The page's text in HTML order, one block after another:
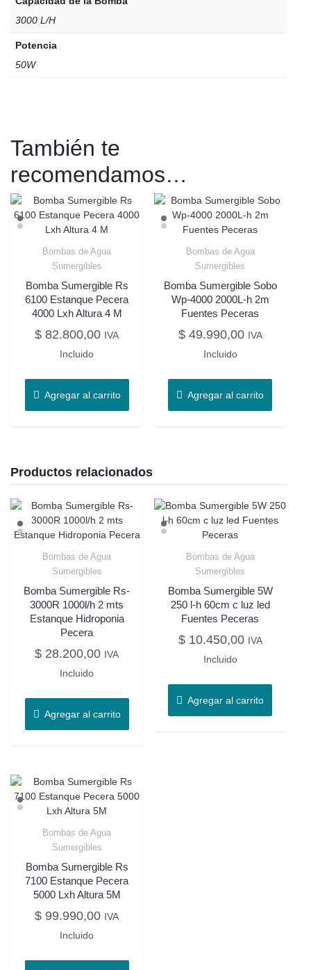
3000 L/H
Potencia
50W
También te
recomendamos…
Bombas de Agua
Sumergibles
Bomba Sumergible Rs
6100 Estanque Pecera
4000 Lxh Altura 4 M
$ 82.800,00 IVA
Incluido
Agregar al carrito
Bombas de Agua
Sumergibles
Bomba Sumergible Sobo
Wp-4000 2000L-h 2m
Fuentes Peceras
$49.990,00 IVA
Incluido
Agregar al carrito
Productos relacionados
Bombas de Agua
Sumergibles
Bomba Sumergible Rs-
3000R 1000l/h 2 mts
Estanque Hidroponia
Pecera
$ 28.200,00 IVA
Incluido
Agregar al carrito
Bombas de Agua
Sumergibles
Bomba Sumergible 5W
250 l-h 60cm c luz led
Fuentes Peceras
$10.450,00 IVA
Incluido
Agregar al carrito
Bombas de Agua
Sumergibles
Bomba Sumergible Rs
7100 Estanque Pecera
5000 Lxh Altura 5M
$ 99.990,00 IVA
Incluido